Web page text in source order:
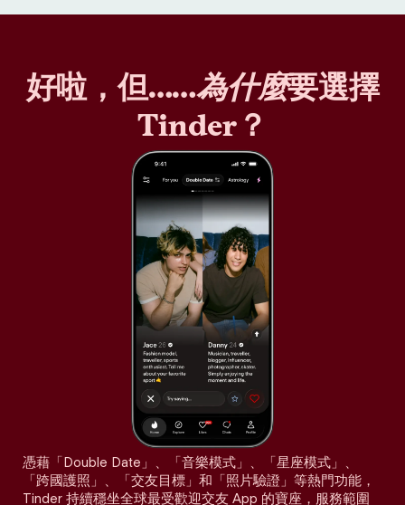
好啦，但……為什麼要選擇
Tinder？
憑藉「Double Date」、「音樂模式」、「星座模式」、
「跨國護照」、「交友目標」和「照片驗證」等熱門功能，
Tinder 持續穩坐全球最受歡迎交友 App 的寶座，服務範圍